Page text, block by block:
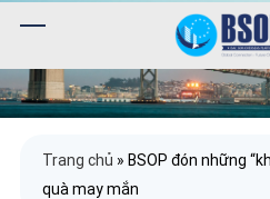
Trang chủ » BSOP đón những
quà may mắn